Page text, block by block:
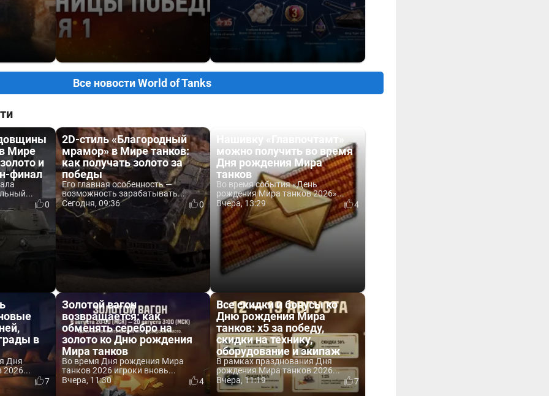
Все новости World of Tanks
Мире
и
финал
0
2D-стиль «Благородный
мрамор» в Мире танков:
как получать золото за
победы
Его главная особенность —
возможность зарабатывать...
Сегодня, 09:36
0
Нашивку «Главпочтамт»
можно получить во время
Дня рождения Мира
танков
Во время события «День
рождения Мира танков 2026»...
Вчера, 13:29
4
в
Дня
2026...
7
Золотой вагон
возвращается: как
обменять серебро на
золото ко Дню рождения
Мира танков
Во время Дня рождения Мира
танков 2026 игроки вновь...
Вчера, 11:30
4
Все скидки и бонусы ко
Дню рождения Мира
танков: x5 за победу,
скидки на технику,
оборудование и экипаж
В рамках празднования Дня
рождения Мира танков 2026...
Вчера, 11:19
7